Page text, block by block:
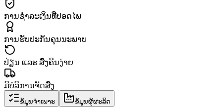
ການຊຳລະເງິນທີ່ປອດໄພ
ການຮັບປະກັນຄຸນນະພາບ
ປ່ຽນ ແລະ ສົ່ງຄືນງ່າຍ
ມີບໍລິການຈັດສົ່ງ
ຂໍ້ມູນຈຳເພາະ ຂໍ້ມູນຜູ້ຜະລິດ